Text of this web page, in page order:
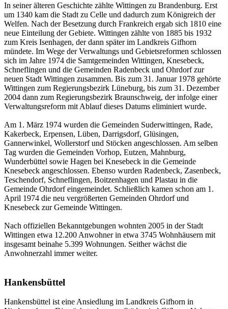
In seiner älteren Geschichte zählte Wittingen zu Brandenburg. Erst
um 1340 kam die Stadt zu Celle und dadurch zum Königreich der
Welfen. Nach der Besetzung durch Frankreich ergab sich 1810 eine
neue Einteilung der Gebiete. Wittingen zählte von 1885 bis 1932
zum Kreis Isenhagen, der dann später im Landkreis Gifhorn
mündete. Im Wege der Verwaltungs und Gebietsreformen schlossen
sich im Jahre 1974 die Samtgemeinden Wittingen, Knesebeck,
Schneflingen und die Gemeinden Radenbeck und Ohrdorf zur
neuen Stadt Wittingen zusammen. Bis zum 31. Januar 1978 gehörte
Wittingen zum Regierungsbezirk Lüneburg, bis zum 31. Dezember
2004 dann zum Regierungsbezirk Braunschweig, der infolge einer
Verwaltungsreform mit Ablauf dieses Datums eliminiert wurde.
Am 1. März 1974 wurden die Gemeinden Suderwittingen, Rade,
Kakerbeck, Erpensen, Lüben, Darrigsdorf, Glüsingen,
Gannerwinkel, Wollerstorf und Stöcken angeschlossen. Am selben
Tag wurden die Gemeinden Vorhop, Eutzen, Mahnburg,
Wunderbüttel sowie Hagen bei Knesebeck in die Gemeinde
Knesebeck angeschlossen. Ebenso wurden Radenbeck, Zasenbeck,
Teschendorf, Schneflingen, Boitzenhagen und Plastau in die
Gemeinde Ohrdorf eingemeindet. Schließlich kamen schon am 1.
April 1974 die neu vergrößerten Gemeinden Ohrdorf und
Knesebeck zur Gemeinde Wittingen.
Nach offiziellen Bekanntgebungen wohnten 2005 in der Stadt
Wittingen etwa 12.200 Anwohner in etwa 3745 Wohnhäusern mit
insgesamt beinahe 5.399 Wohnungen. Seither wächst die
Anwohnerzahl immer weiter.
Hankensbüttel
Hankensbüttel ist eine Ansiedlung im Landkreis Gifhorn in